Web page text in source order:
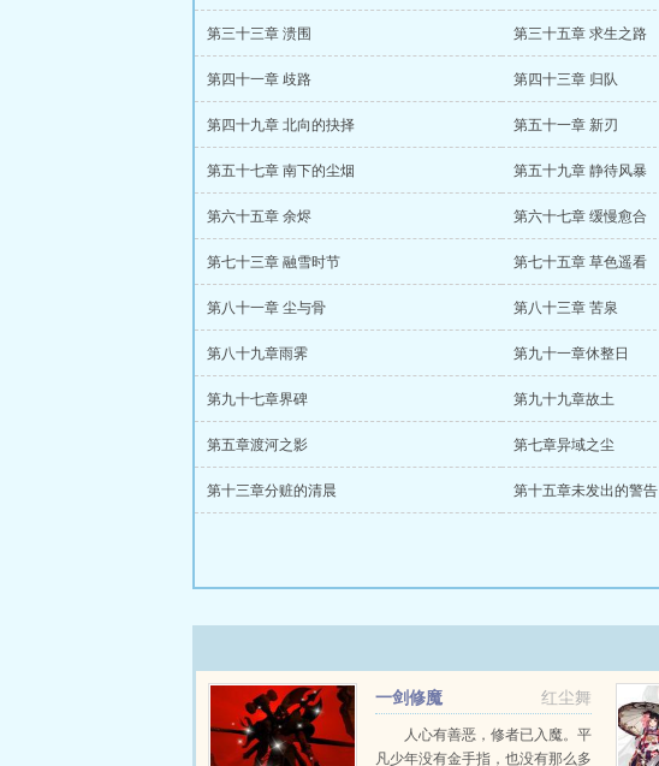
第三十三章 溃围 第三十五章 求生之路
第四十一章 歧路 第四十三章 归队
第四十九章 北向的抉择 第五十一章 新刃
第五十七章 南下的尘烟 第五十九章 静待风暴
第六十五章 余烬 第六十七章 缓慢愈合
第七十三章 融雪时节 第七十五章 草色遥看
第八十一章 尘与骨 第八十三章 苦泉
第八十九章雨霁 第九十一章休整日
第九十七章界碑 第九十九章故土
第五章渡河之影 第七章异域之尘
第十三章分赃的清晨 第十五章未发出的警告
红尘舞
一剑修魔
人心有善恶，修者已入魔。平
凡少年没有金手指，也没有那么多